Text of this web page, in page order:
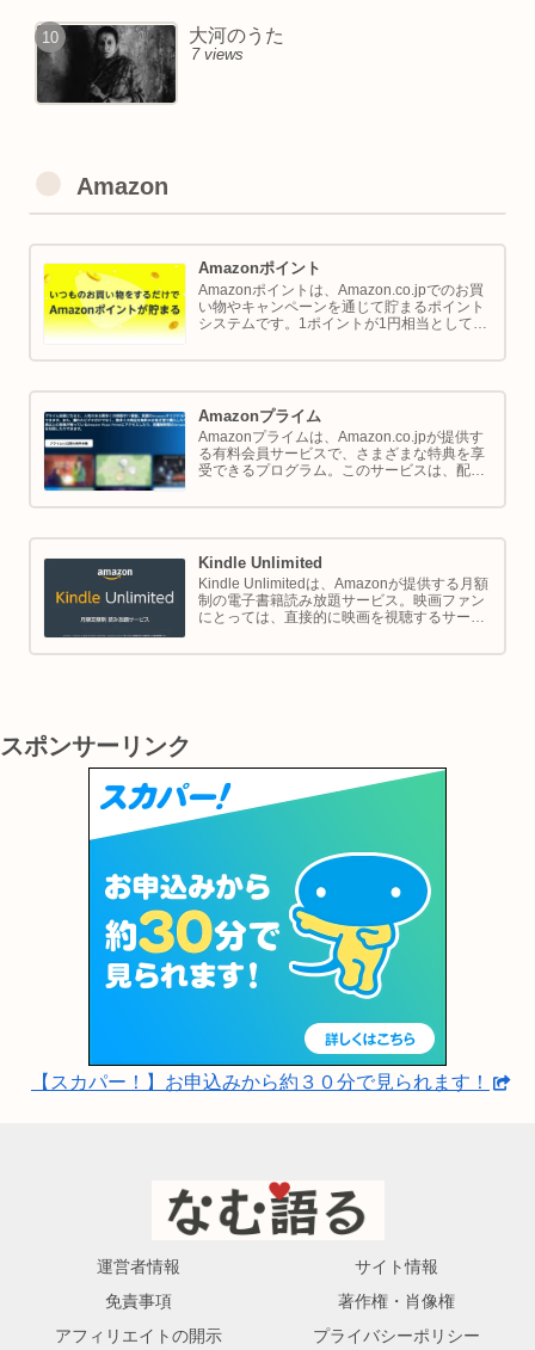
大河のうた
7 views
Amazon
Amazonポイント
Amazonポイントは、Amazon.co.jpでのお買
い物やキャンペーンを通じて貯まるポイント
システムです。1ポイントが1円相当として、
では Amazon ポイントの使い方と貯め方を解
Amazonプライム
Amazonプライムは、Amazon.co.jpが提供す
る有料会員サービスで、さまざまな特典を享
受できるプログラム。このサービスは、配送
実、さらには限定割引までをカバーし、日常
Kindle Unlimited
Kindle Unlimitedは、Amazonが提供する月額
制の電子書籍読み放題サービス。映画ファン
にとっては、直接的に映画を視聴するサービ
理解し、楽しむための間接的なツールとして
スポンサーリンク
【スカパー！】お申込みから約３０分で見られます！
運営者情報
サイト情報
免責事項
著作権・肖像権
アフィリエイトの開示
プライバシーポリシー